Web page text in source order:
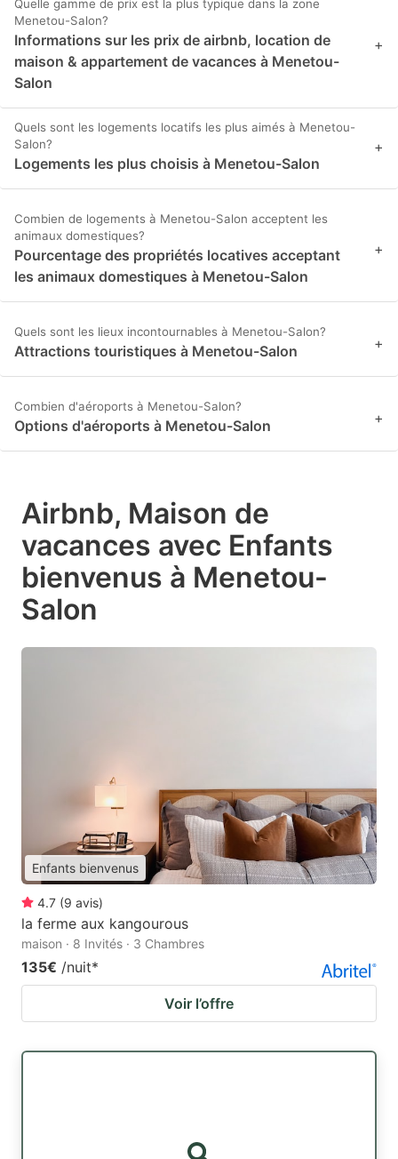
Quelle gamme de prix est la plus typique dans la zone
Menetou-Salon?
Informations sur les prix de airbnb, location de
maison & appartement de vacances à Menetou-
Salon
+
Quels sont les logements locatifs les plus aimés à Menetou-
Salon?
Logements les plus choisis à Menetou-Salon
+
Combien de logements à Menetou-Salon acceptent les
animaux domestiques?
Pourcentage des propriétés locatives acceptant
les animaux domestiques à Menetou-Salon
+
Quels sont les lieux incontournables à Menetou-Salon?
Attractions touristiques à Menetou-Salon +
Combien d'aéroports à Menetou-Salon?
Options d'aéroports à Menetou-Salon +
Airbnb, Maison de
vacances avec Enfants
bienvenus à Menetou-
Salon
Enfants bienvenus
4.7 (9 avis)
la ferme aux kangourous
maison · 8 Invités · 3 Chambres
135€ /nuit*
Voir l’offre